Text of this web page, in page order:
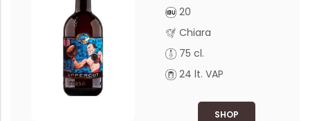
20
Chiara
75 cl.
24 lt. VAP
SHOP